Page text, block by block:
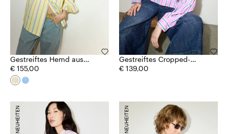
Gestreiftes Hemd aus
Baumwoll-Popeline
€ 155,00
Gestreiftes Cropped-
Hemd aus Baumwolle
€ 139,00
NEUHEITEN NEUHEITEN